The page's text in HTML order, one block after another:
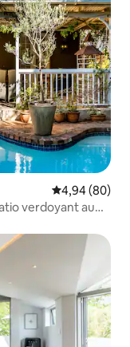
Évaluation
4,94 (80)
verdoyant au